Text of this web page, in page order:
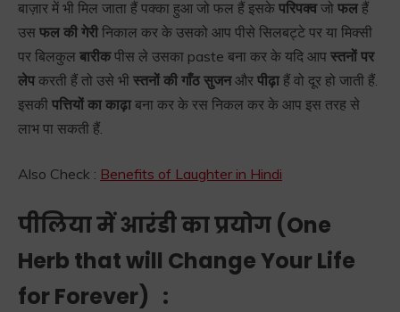
बाज़ार में भी मिल जाता हैं पक्का हुआ जो फल हैं इसके परिपक्वजो फल हैं
उस फल की गेरीनिकाल कर के उसको आप पीसे सिलबट्टे पर या मिक्सी
पर बिलकुल बारीकपीस ले उसका paste बना कर के यदि आप स्तनों पर
लेपकरती हैं तो उसे भी स्तनों की गाँठ सुजनऔर पीढ़ाहैं वो दूर हो जाती हैं.
इसकी पत्तियों का काढ़ाबना कर के रस निकल कर के आप इस तरह से
लाभ पा सकती हैं.
Also Check : Benefits of Laughter in Hindi
पीलिया में आरंडी का प्रयोग (One
Herb that will Change Your Life
for Forever) :